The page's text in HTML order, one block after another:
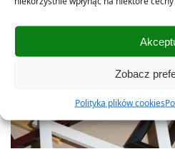
Zobacz
Polityka plików cookies